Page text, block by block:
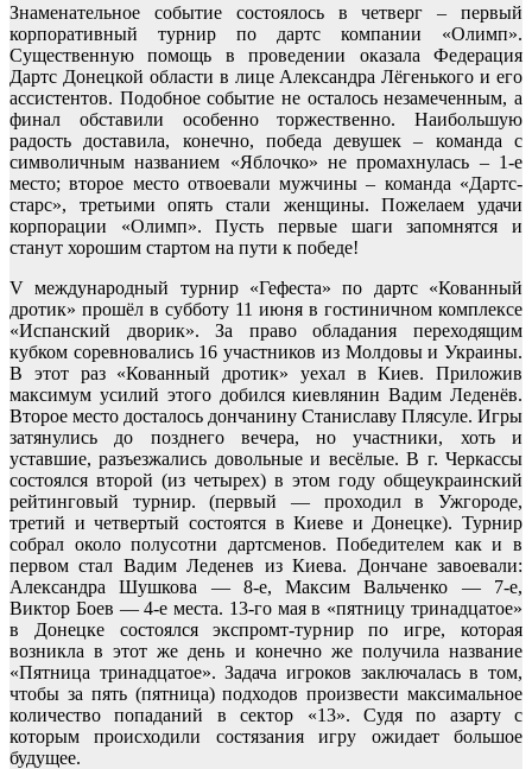
Знаменательное событие состоялось в четверг – первый
корпоративный турнир по дартс компании «Олимп».
Существенную помощь в проведении оказала Федерация
Дартс Донецкой области в лице Александра Лёгенького и его
ассистентов. Подобное событие не осталось незамеченным, а
финал обставили особенно торжественно. Наибольшую
радость доставила, конечно, победа девушек – команда с
символичным названием «Яблочко» не промахнулась – 1-е
место; второе место отвоевали мужчины – команда «Дартс-
старс», третьими опять стали женщины. Пожелаем удачи
корпорации «Олимп». Пусть первые шаги запомнятся и
станут хорошим стартом на пути к победе!
V международный турнир «Гефеста» по дартс «Кованный
дротик» прошёл в субботу 11 июня в гостиничном комплексе
«Испанский дворик». За право обладания переходящим
кубком соревновались 16 участников из Молдовы и Украины.
В этот раз «Кованный дротик» уехал в Киев. Приложив
максимум усилий этого добился киевлянин Вадим Леденёв.
Второе место досталось дончанину Станиславу Плясуле. Игры
затянулись до позднего вечера, но участники, хоть и
уставшие, разъезжались довольные и весёлые. В г. Черкассы
состоялся второй (из четырех) в этом году общеукраинский
рейтинговый турнир. (первый — проходил в Ужгороде,
третий и четвертый состоятся в Киеве и Донецке). Турнир
собрал около полусотни дартсменов. Победителем как и в
первом стал Вадим Леденев из Киева. Дончане завоевали:
Александра Шушкова — 8-е, Максим Вальченко — 7-е,
Виктор Боев — 4-е места. 13-го мая в «пятницу тринадцатое»
в Донецке состоялся экспромт-турнир по игре, которая
возникла в этот же день и конечно же получила название
«Пятница тринадцатое». Задача игроков заключалась в том,
чтобы за пять (пятница) подходов произвести максимальное
количество попаданий в сектор «13». Судя по азарту с
которым происходили состязания игру ожидает большое
будущее.